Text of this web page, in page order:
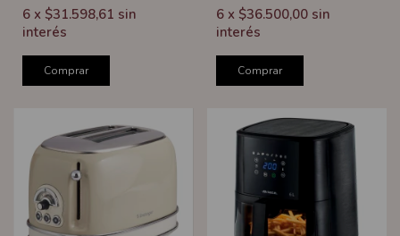
6 x $31.598,61 sin
interés
Comprar
6 x $36.500,00 sin
interés
Comprar